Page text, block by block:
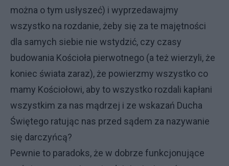
można o tym usłyszeć) i wyprzedawajmy
wszystko na rozdanie, żeby się za te majętności
dla samych siebie nie wstydzić, czy czasy
budowania Kościoła pierwotnego (a też wierzyli, że
koniec świata zaraz), że powierzmy wszystko co
mamy Kościołowi, aby to wszystko rozdali kapłani
wszystkim za nas mądrzej i ze wskazań Ducha
Świętego ratując nas przed sądem za nazywanie
się darczyńcą?
Pewnie to paradoks, że w dobrze funkcjonujące